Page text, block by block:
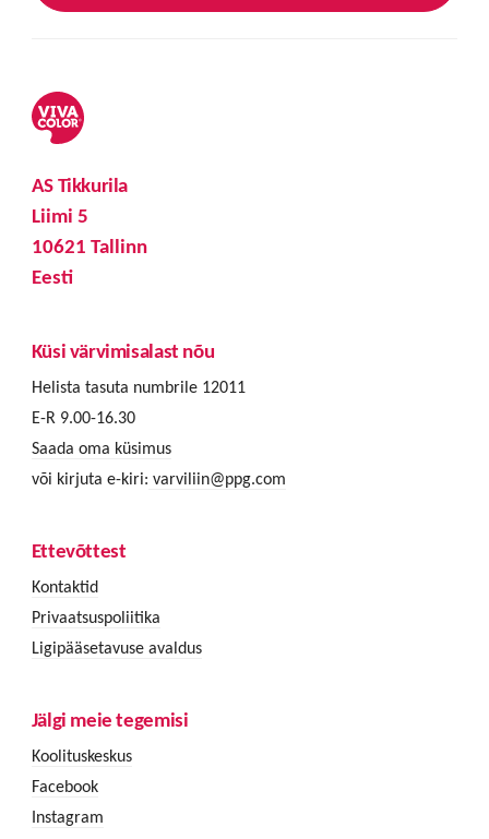
AS Tikkurila
Liimi 5
10621 Tallinn
Eesti
Küsi värvimisalast nõu
Helista tasuta numbrile 12011
E-R 9.00-16.30
Saada oma küsimus
või kirjuta e-kiri: varviliin@ppg.com
Ettevõttest
Kontaktid
Privaatsuspoliitika
Ligipääsetavuse avaldus
Jälgi meie tegemisi
Koolituskeskus
Facebook
Instagram